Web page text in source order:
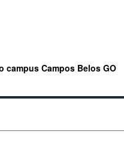
campus Campos Belos GO